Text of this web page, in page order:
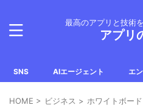
最高のアプリと技術
アプリ
SNS AIエージェント エ
HOME > ビジネス > ホワイトボー